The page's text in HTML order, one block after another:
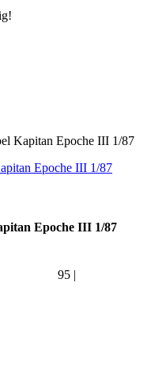
Kapitan Epoche III 1/87
Epoche III 1/87
95 |